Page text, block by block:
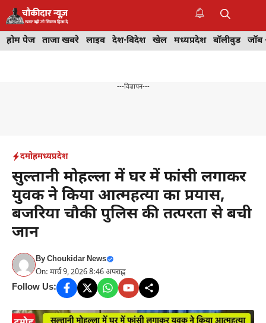
Skip
to
content
होम पेज ताजा खबरे लाइव देश-विदेश खेल मध्यप्रदेश बॉलीवुड
---विज्ञापन---
दमोहमध्यप्रदेश
सुल्तानी मोहल्ला में घर में फांसी लगाकर
युवक ने किया आत्महत्या का प्रयास,
बजरिया चौकी पुलिस की तत्परता से बची
जान
ByChoukidar News
On: मार्च 9, 2026 8:46 अपराह्न
Follow Us: